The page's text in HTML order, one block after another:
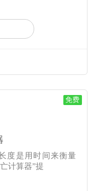
免费
度是用时间来衡量
计算器”提